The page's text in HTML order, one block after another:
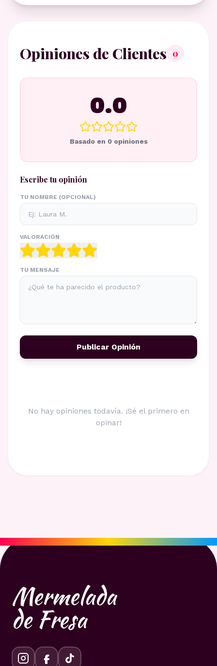
Opiniones de Clientes 0
0.0
Basado en 0opiniones
Escribe tu opinión
TU NOMBRE (OPCIONAL)
VALORACIÓN
TU MENSAJE
Publicar Opinión
No hay opiniones todavía. ¡Sé el primero en
opinar!
Mermelada
de Fresa